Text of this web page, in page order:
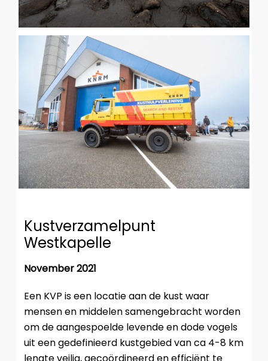
Kustverzamelpunt
Westkapelle
November 2021
Een KVP is een locatie aan de kust waar
mensen en middelen samengebracht worden
om de aangespoelde levende en dode vogels
uit een gedefinieerd kustgebied van ca 4-8 km